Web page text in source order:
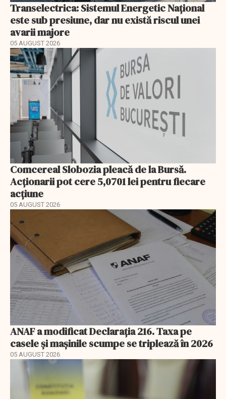
Transelectrica: Sistemul Energetic Național
este sub presiune, dar nu există riscul unei
avarii majore
05 AUGUST 2026
Comcereal Slobozia pleacă de la Bursă.
Acționarii pot cere 5,0701 lei pentru fiecare
acțiune
05 AUGUST 2026
ANAF a modificat Declarația 216. Taxa pe
casele și mașinile scumpe se triplează în 2026
05 AUGUST 2026